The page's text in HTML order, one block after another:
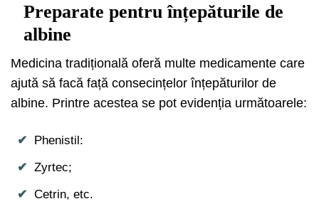
Preparate pentru înțepăturile de
albine
Medicina tradițională oferă multe medicamente care
ajută să facă față consecințelor înțepăturilor de
albine. Printre acestea se pot evidenția următoarele:
Phenistil:
Zyrtec;
Cetrin, etc.